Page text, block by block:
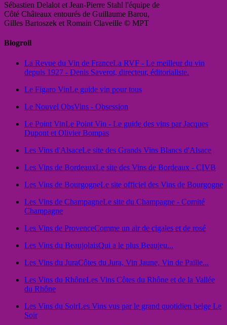
Sébastien Delalot et Jean-Pierre Stahl l'équipe de
Côté Châteaux entourés de Guillaume Barou,
Gilles Bartoszek et Romain Claveille © MPT
Blogroll
La Revue du Vin de FranceLa RVF - Le meilleur du vin
depuis 1927 - Denis Saverot, directeur, éditorialiste.
Le Figaro VinLe guide vin pour tous
Le Nouvel ObsVins - Obsession
Le Point VinLe Point Vin - Le guide des vins par Jacques
Dupont et Olivier Bompas
Les Vins d'AlsaceLe site des Grands Vins Blancs d'Alsace
Les Vins de BordeauxLe site des Vins de Bordeaux - CIVB
Les Vins de BourgogneLe site officiel des Vins de Bourgogne
Les Vins de ChampagneLe site du Champagne - Comité
Champagne
Les Vins de ProvenceComme un air de cigales et de rosé
Les Vins du BeaujolaisQui a le plus Beaujeu...
Les Vins du JuraCôtes du Jura, Vin Jaune, Vin de Paille...
Les Vins du RhôneLes Vins Côtes du Rhône et de la Vallée
du Rhône
Les Vins du SoirLes Vins vus par le grand quotidien belge Le
Soir